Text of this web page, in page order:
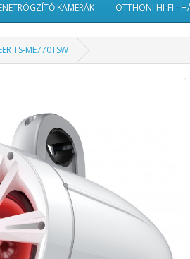
KAMERÁK OTTHONI HI-FI -
TS-ME770TSW